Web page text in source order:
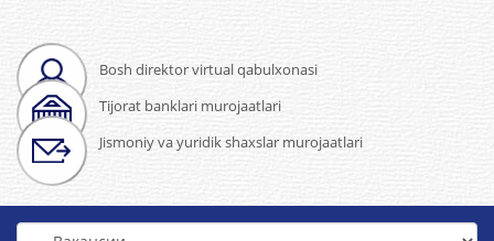
Bosh direktor virtual qabulxonasi
Tijorat banklari murojaatlari
Jismoniy va yuridik shaxslar murojaatlari